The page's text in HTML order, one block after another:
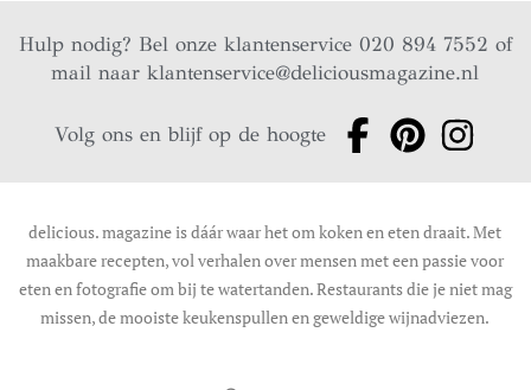
Hulp nodig? Bel onze klantenservice 020 894 7552 of
mail naarklantenservice@deliciousmagazine.nl
Volg ons en blijf op de hoogte
delicious. magazine is dáár waar het om koken en eten draait. Met
maakbare recepten, vol verhalen over mensen met een passie voor
eten en fotografie om bij te watertanden. Restaurants die je niet mag
missen, de mooiste keukenspullen en geweldige wijnadviezen.